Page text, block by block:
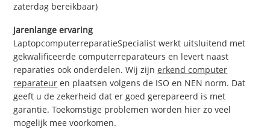
zaterdag bereikbaar)
Jarenlange ervaring
LaptopcomputerreparatieSpecialist werkt uitsluitend met
gekwalificeerde computerreparateurs en levert naast
reparaties ook onderdelen. Wij zijnerkend computer
reparateur en plaatsen volgens de ISO en NEN norm. Dat
geeft u de zekerheid dat er goed gerepareerd is met
garantie. Toekomstige problemen worden hier zo veel
mogelijk mee voorkomen.